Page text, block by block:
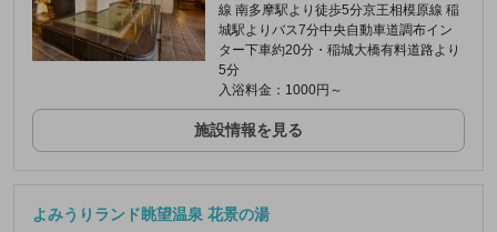
線 南多摩駅より徒歩5分京王相模原線 稲
城駅よりバス7分中央自動車道調布イン
ター下車約20分・稲城大橋有料道路より
5分
入浴料金：1000円～
施設情報を見る
よみうりランド眺望温泉 花景の湯